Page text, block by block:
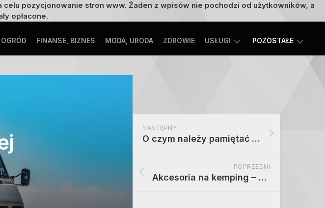
celu pozycjonowanie stron www. Żaden z wpisów nie pochodzi od użytkowników, a
opłacone.
FINANSE, BIZNES MODA, URODA ZDROWIE USŁUGI POZOSTAŁE
TRANSPORT
NASTĘPNY
O czym należy pamiętać przy wynajmie kampera na urlop
POPRZEDNI
Akcesoria na kemping – czemu warto je zabrać w podróż